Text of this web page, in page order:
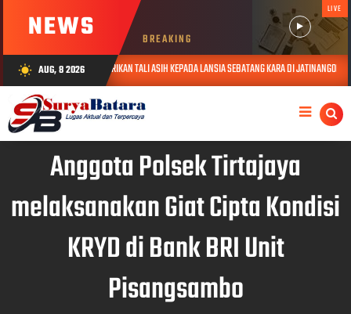
NEWS BREAKING
LIVE
wb_sunny AUG, 8 2026
DAN BERIKAN TALI ASIH KEPADA LANSIA SEBATANG KARA DI JATINANGOR AUG 06,
Anggota Polsek Tirtajaya
melaksanakan Giat Cipta Kondisi
KRYD di Bank BRI Unit
Pisangsambo